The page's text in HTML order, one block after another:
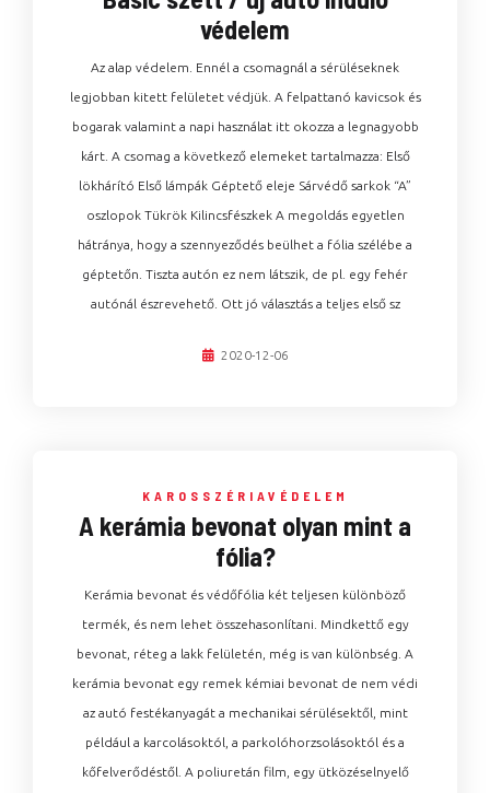
védelem
Az alap védelem. Ennél a csomagnál a sérüléseknek
legjobban kitett felületet védjük. A felpattanó kavicsok és
bogarak valamint a napi használat itt okozza a legnagyobb
kárt. A csomag a következő elemeket tartalmazza: Első
lökhárító Első lámpák Géptető eleje Sárvédő sarkok “A”
oszlopok Tükrök Kilincsfészkek A megoldás egyetlen
hátránya, hogy a szennyeződés beülhet a fólia szélébe a
géptetőn. Tiszta autón ez nem látszik, de pl. egy fehér
autónál észrevehető. Ott jó választás a teljes első sz
2020-12-06
KAROSSZÉRIAVÉDELEM
A kerámia bevonat olyan mint a
fólia?
Kerámia bevonat és védőfólia két teljesen különböző
termék, és nem lehet összehasonlítani. Mindkettő egy
bevonat, réteg a lakk felületén, még is van különbség. A
kerámia bevonat egy remek kémiai bevonat de nem védi
az autó festékanyagát a mechanikai sérülésektől, mint
például a karcolásoktól, a parkolóhorzsolásoktól és a
kőfelverődéstől. A poliuretán film, egy ütközéselnyelő